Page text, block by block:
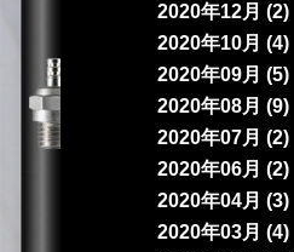
2020年12月 (2)
2020年10月 (4)
2020年09月 (5)
2020年08月 (9)
2020年07月 (2)
2020年06月 (2)
2020年04月 (3)
2020年03月 (4)